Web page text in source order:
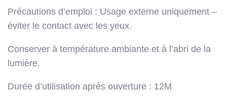
Précautions d’emploi : Usage externe uniquement –
éviter le contact avec les yeux.
Conserver à température ambiante et à l’abri de la
lumière.
Durée d’utilisation après ouverture : 12M